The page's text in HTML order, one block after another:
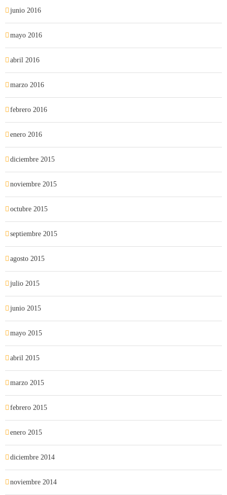
junio 2016
mayo 2016
abril 2016
marzo 2016
febrero 2016
enero 2016
diciembre 2015
noviembre 2015
octubre 2015
septiembre 2015
agosto 2015
julio 2015
junio 2015
mayo 2015
abril 2015
marzo 2015
febrero 2015
enero 2015
diciembre 2014
noviembre 2014